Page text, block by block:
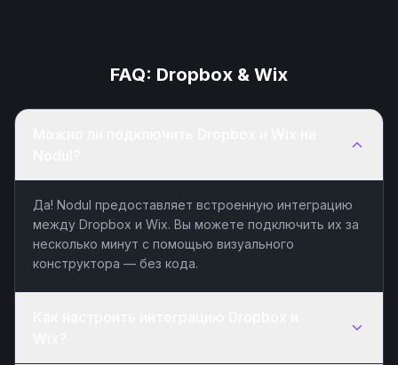
FAQ: Dropbox & Wix
Да! Nodul предоставляет встроенную интеграцию
между Dropbox и Wix. Вы можете подключить их за
несколько минут с помощью визуального
конструктора — без кода.